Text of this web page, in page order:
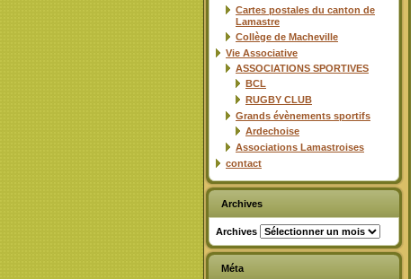
Cartes postales du canton de
Lamastre
Collège de Macheville
Vie Associative
ASSOCIATIONS SPORTIVES
BCL
RUGBY CLUB
Grands évènements sportifs
Ardechoise
Associations Lamastroises
contact
Archives
Archives
Méta